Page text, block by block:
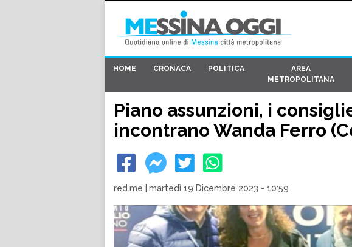
HOME CRONACA POLITICA
AREA
METROPOLITANA
Piano assunzioni, i
incontrano Wanda Ferro
red.me martedì 19 Dicembre 2023 - 10:59